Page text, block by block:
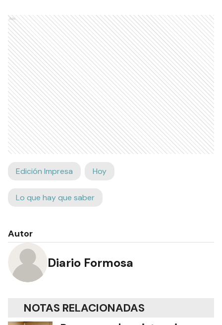
Ads
Edición Impresa Hoy
Lo que hay que saber
Autor
Diario Formosa
NOTAS RELACIONADAS